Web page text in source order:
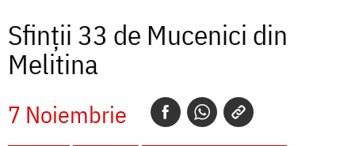
Sfinții 33 de Mucenici din
Melitina
7 Noiembrie